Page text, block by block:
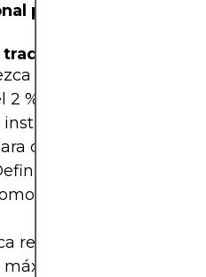
para guiar la
objetivos realistas y
%, tasa de éxito del 60
instrumentos
dominar.
los indicadores
señales (p. ej.,
reglas para el riesgo
y los límites de